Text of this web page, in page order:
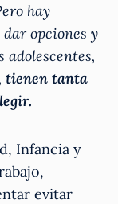
hay
opciones y
tienen tanta
Infancia y
evitar